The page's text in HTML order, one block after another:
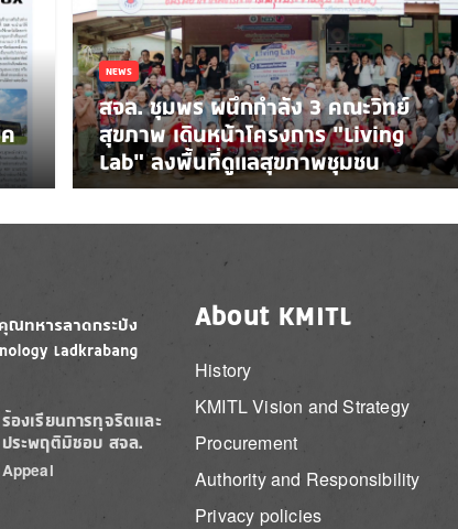
NEWS
สจล. ชุมพร ผนึกกำลัง 3 คณะวิทย์
สุขภาพ เดินหน้าโครงการ “Living
Lab” ลงพื้นที่ดูแลสุขภาพชุมชน
ร้องเรียนการทุจริตและ
ประพฤติมิชอบ สจล.
Appeal
About KMITL
History
KMITL Vision and Strategy
Procurement
Authority and Responsibility
Privacy policies